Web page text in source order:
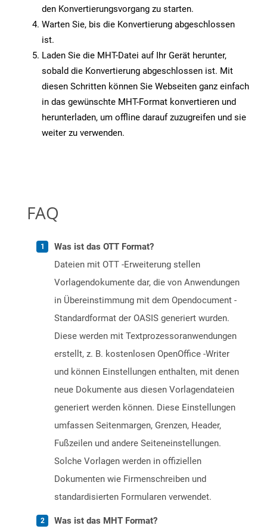
den Konvertierungsvorgang zu starten.
Warten Sie, bis die Konvertierung abgeschlossen
ist.
Laden Sie die MHT-Datei auf Ihr Gerät herunter,
sobald die Konvertierung abgeschlossen ist. Mit
diesen Schritten können Sie Webseiten ganz einfach
in das gewünschte MHT-Format konvertieren und
herunterladen, um offline darauf zuzugreifen und sie
weiter zu verwenden.
FAQ
Was ist das OTT Format?
Dateien mit OTT -Erweiterung stellen
Vorlagendokumente dar, die von Anwendungen
in Übereinstimmung mit dem Opendocument -
Standardformat der OASIS generiert wurden.
Diese werden mit Textprozessoranwendungen
erstellt, z. B. kostenlosen OpenOffice -Writer
und können Einstellungen enthalten, mit denen
neue Dokumente aus diesen Vorlagendateien
generiert werden können. Diese Einstellungen
umfassen Seitenmargen, Grenzen, Header,
Fußzeilen und andere Seiteneinstellungen.
Solche Vorlagen werden in offiziellen
Dokumenten wie Firmenschreiben und
standardisierten Formularen verwendet.
Was ist das MHT Format?